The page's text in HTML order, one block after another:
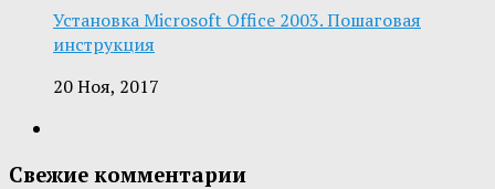
Установка Microsoft Office 2003. Пошаговая
инструкция
20 Ноя, 2017
Свежие комментарии